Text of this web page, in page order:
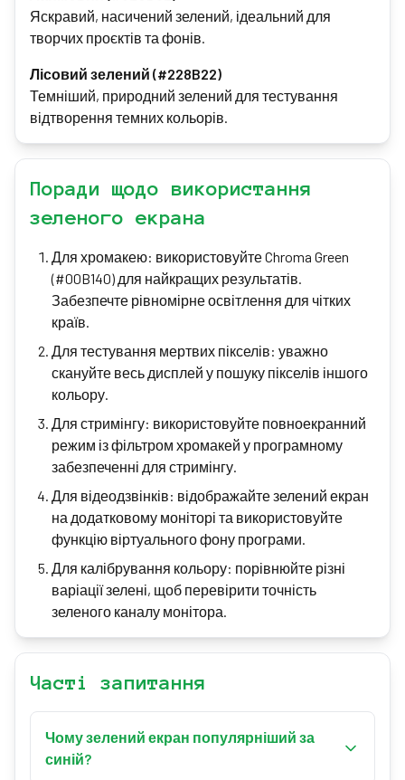
Яскравий, насичений зелений, ідеальний для
творчих проєктів та фонів.
Лісовий зелений (#228B22)
Темніший, природний зелений для тестування
відтворення темних кольорів.
Поради щодо використання
зеленого екрана
Для хромакею: використовуйте Chroma Green
(#00B140) для найкращих результатів.
Забезпечте рівномірне освітлення для чітких
країв.
Для тестування мертвих пікселів: уважно
скануйте весь дисплей у пошуку пікселів іншого
кольору.
Для стримінгу: використовуйте повноекранний
режим із фільтром хромакей у програмному
забезпеченні для стримінгу.
Для відеодзвінків: відображайте зелений екран
на додатковому моніторі та використовуйте
функцію віртуального фону програми.
Для калібрування кольору: порівнюйте різні
варіації зелені, щоб перевірити точність
зеленого каналу монітора.
Часті запитання
Чому зелений екран популярніший за
синій?